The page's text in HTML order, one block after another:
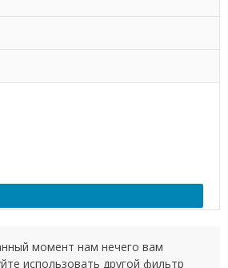
момент нам нечего вам
использовать другой фильтр